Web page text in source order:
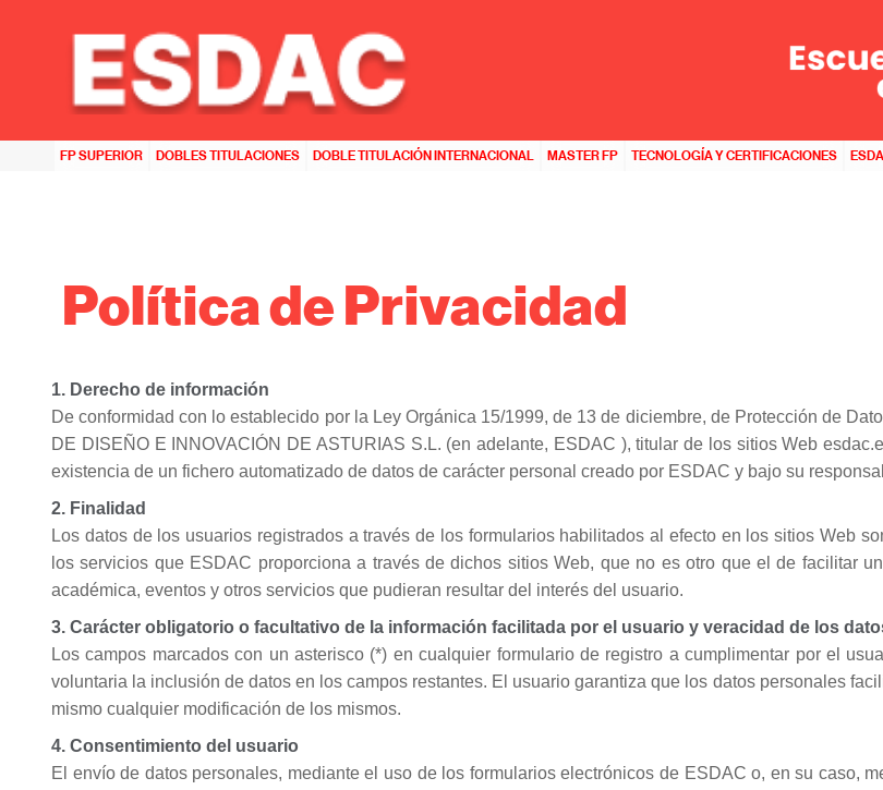
FP SUPERIOR DOBLES TITULACIONES DOBLE TITULACIÓN INTERNACIONAL MASTER FP TECNOLOGÍA Y CERTIFICACIONES
Política de Privacidad
1. Derecho de información
De conformidad con lo establecido por la Ley Orgánica 15/1999, de 13 de diciembre, de Protección de
DE DISEÑO E INNOVACIÓN DE ASTURIAS S.L. (en adelante, ESDAC ), titular de los sitios Web
existencia de un fichero automatizado de datos de carácter personal creado por ESDAC y bajo su
2. Finalidad
Los datos de los usuarios registrados a través de los formularios habilitados al efecto en los sitios Web
los servicios que ESDAC proporciona a través de dichos sitios Web, que no es otro que el de facilitar
académica, eventos y otros servicios que pudieran resultar del interés del usuario.
3. Carácter obligatorio o facultativo de la información facilitada por el usuario y veracidad de los
Los campos marcados con un asterisco (*) en cualquier formulario de registro a cumplimentar por el
voluntaria la inclusión de datos en los campos restantes. El usuario garantiza que los datos personales
mismo cualquier modificación de los mismos.
4. Consentimiento del usuario
El envío de datos personales, mediante el uso de los formularios electrónicos de ESDAC o, en su caso,